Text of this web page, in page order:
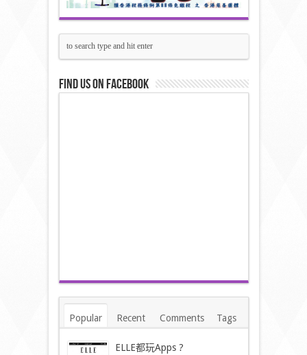
Find us on Facebook
Popular Recent Comments Tags
ELLE都玩Apps ?